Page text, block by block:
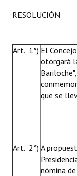
Audiencias
Periodistas
Ciudadano
Antiguos
Reconocimientos
RESOLUCIÓN
Art. 1°) El
otorgará
que se
Art. 2°) A
nómina